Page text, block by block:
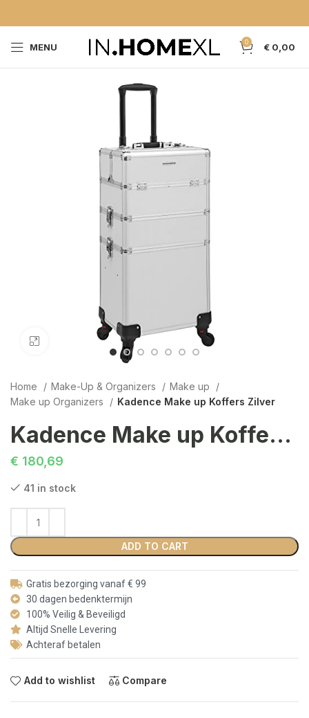
MENU 0 € 0,00
Click to enlarge
Home Make-Up & Organizers
Make up
Make up Organizers
Kadence Make up Koffers Zilver
Kadence Make up Koffers Zilver
€ 180,69
41 in stock
ADD TO CART
Gratis bezorging vanaf € 99
30 dagen bedenktermijn
100% Veilig & Beveiligd
Altijd Snelle Levering
Achteraf betalen
Add to wishlist Compare